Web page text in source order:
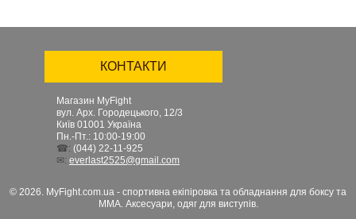
КОНТАКТИ
Магазин MyFight
вул. Арх. Городецького, 12/3
Київ 01001 Україна
Пн.-Пт.: 10:00-19:00
☎: (044) 22-11-925
✉: everlast2525@gmail.com
© 2026. MyFight.com.ua - спортивна екіпіровка та обладнання для боксу та
ММА. Аксесуари, одяг для виступів.